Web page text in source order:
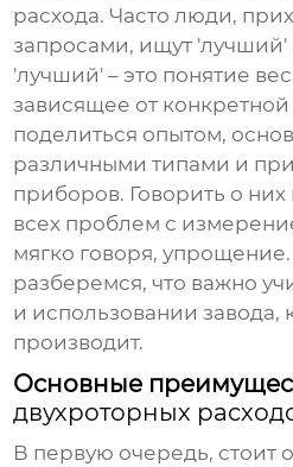
расхода. Часто люди,
запросами, ищут 'лучший'
'лучший' – это понятие
зависящее от
поделиться опытом,
различными типами и
приборов. Говорить о них
всех проблем с
мягко говоря,
разберемся, что важно
и использованиизавода,
производит.
Основные
двухроторных
В первую очередь, стоит